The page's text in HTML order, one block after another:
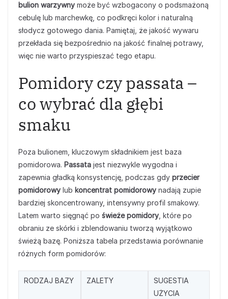
bulion warzywny może być wzbogacony o podsmażoną
cebulę lub marchewkę, co podkręci kolor i naturalną
słodycz gotowego dania. Pamiętaj, że jakość wywaru
przekłada się bezpośrednio na jakość finalnej potrawy,
więc nie warto przyspieszać tego etapu.
Pomidory czy passata –
co wybrać dla głębi
smaku
Poza bulionem, kluczowym składnikiem jest baza
pomidorowa. Passata jest niezwykle wygodna i
zapewnia gładką konsystencję, podczas gdy przecier
pomidorowy lub koncentrat pomidorowy nadają zupie
bardziej skoncentrowany, intensywny profil smakowy.
Latem warto sięgnąć po świeże pomidory , które po
obraniu ze skórki i zblendowaniu tworzą wyjątkowo
świeżą bazę. Poniższa tabela przedstawia porównanie
różnych form pomidorów:
RODZAJ BAZY ZALETY
SUGESTIA
UŻYCIA